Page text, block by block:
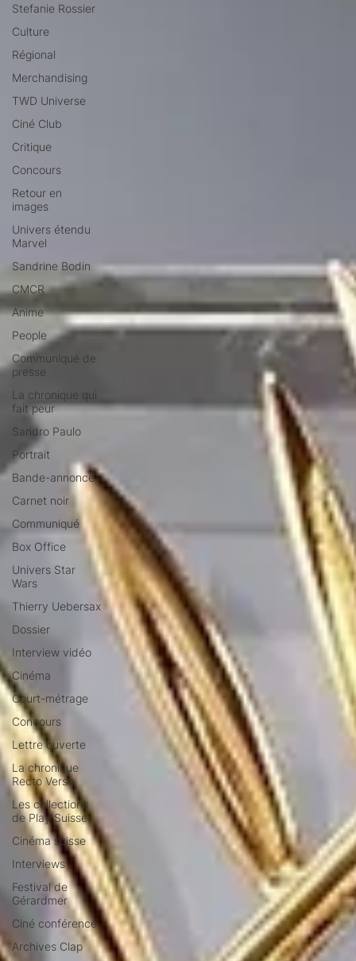
Stefanie Rossier
Culture
Régional
Merchandising
TWD Universe
Ciné Club
Critique
Concours
Retour en
images
Univers étendu
Marvel
Sandrine Bodin
CMCR
Anime
People
Communiqué de
presse
La chronique qui
fait peur
Sandro Paulo
Portrait
Bande-annonce
Carnet noir
Communiqué
Box Office
Univers Star
Wars
Thierry Uebersax
Dossier
Interview vidéo
Cinéma
Court-métrage
Concours
Lettre ouverte
La chronique
Recto Verso
Les collections
de Play Suisse
Cinéma suisse
Interviews
Festival de
Gérardmer
Ciné conférence
Archives Clap